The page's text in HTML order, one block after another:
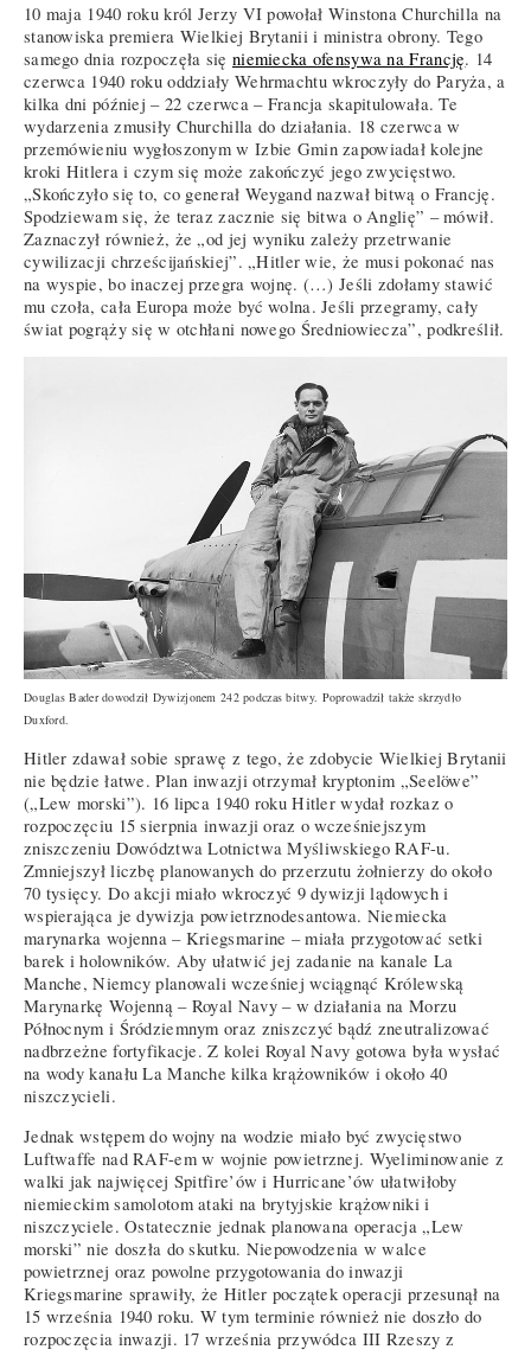
10 maja 1940 roku król Jerzy VI powołał Winstona Churchilla na
stanowiska premiera Wielkiej Brytanii i ministra obrony. Tego
samego dnia rozpoczęła się niemiecka ofensywa na Francję. 14
czerwca 1940 roku oddziały Wehrmachtu wkroczyły do Paryża, a
kilka dni później – 22 czerwca – Francja skapitulowała. Te
wydarzenia zmusiły Churchilla do działania. 18 czerwca w
przemówieniu wygłoszonym w Izbie Gmin zapowiadał kolejne
kroki Hitlera i czym się może zakończyć jego zwycięstwo.
„Skończyło się to, co generał Weygand nazwał bitwą o Francję.
Spodziewam się, że teraz zacznie się bitwa o Anglię” – mówił.
Zaznaczył również, że „od jej wyniku zależy przetrwanie
cywilizacji chrześcijańskiej”. „Hitler wie, że musi pokonać nas
na wyspie, bo inaczej przegra wojnę. (…) Jeśli zdołamy stawić
mu czoła, cała Europa może być wolna. Jeśli przegramy, cały
świat pogrąży się w otchłani nowego Średniowiecza”, podkreślił.
Douglas Bader dowodził Dywizjonem 242 podczas bitwy. Poprowadził także skrzydło
Duxford.
Hitler zdawał sobie sprawę z tego, że zdobycie Wielkiej Brytanii
nie będzie łatwe. Plan inwazji otrzymał kryptonim „Seelöwe”
(„Lew morski”). 16 lipca 1940 roku Hitler wydał rozkaz o
rozpoczęciu 15 sierpnia inwazji oraz o wcześniejszym
zniszczeniu Dowództwa Lotnictwa Myśliwskiego RAF-u.
Zmniejszył liczbę planowanych do przerzutu żołnierzy do około
70 tysięcy. Do akcji miało wkroczyć 9 dywizji lądowych i
wspierająca je dywizja powietrznodesantowa. Niemiecka
marynarka wojenna – Kriegsmarine – miała przygotować setki
barek i holowników. Aby ułatwić jej zadanie na kanale La
Manche, Niemcy planowali wcześniej wciągnąć Królewską
Marynarkę Wojenną – Royal Navy – w działania na Morzu
Północnym i Śródziemnym oraz zniszczyć bądź zneutralizować
nadbrzeżne fortyfikacje. Z kolei Royal Navy gotowa była wysłać
na wody kanału La Manche kilka krążowników i około 40
niszczycieli.
Jednak wstępem do wojny na wodzie miało być zwycięstwo
Luftwaffe nad RAF-em w wojnie powietrznej. Wyeliminowanie z
walki jak najwięcej Spitfire’ów i Hurricane’ów ułatwiłoby
niemieckim samolotom ataki na brytyjskie krążowniki i
niszczyciele. Ostatecznie jednak planowana operacja „Lew
morski” nie doszła do skutku. Niepowodzenia w walce
powietrznej oraz powolne przygotowania do inwazji
Kriegsmarine sprawiły, że Hitler początek operacji przesunął na
15 września 1940 roku. W tym terminie również nie doszło do
rozpoczęcia inwazji. 17 września przywódca III Rzeszy z